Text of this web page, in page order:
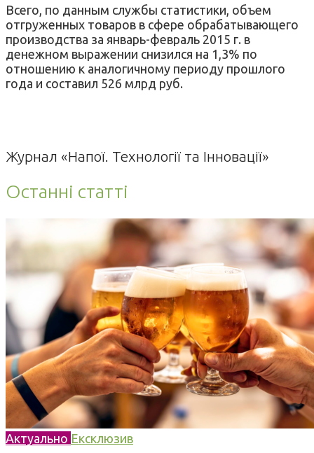
Всего, по данным службы статистики, объем
отгруженных товаров в сфере обрабатывающего
производства за январь-февраль 2015 г. в
денежном выражении снизился на 1,3% по
отношению к аналогичному периоду прошлого
года и составил 526 млрд руб.
Журнал «Напої. Технології та Інновації»
Останні статті
Актуально Ексклюзив